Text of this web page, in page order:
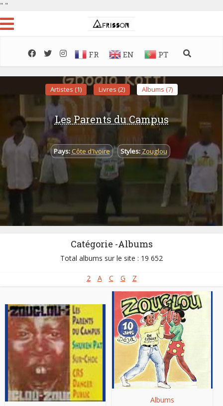
" "
FR EN PT
Artistes (1) Livres (2) Albums (7)
Les Parents du Campus
Pays:Côte d'Ivoire Styles: Zouglou
Catégorie -Albums
Total albums sur le site : 19 652
2 A C G Z
Albums